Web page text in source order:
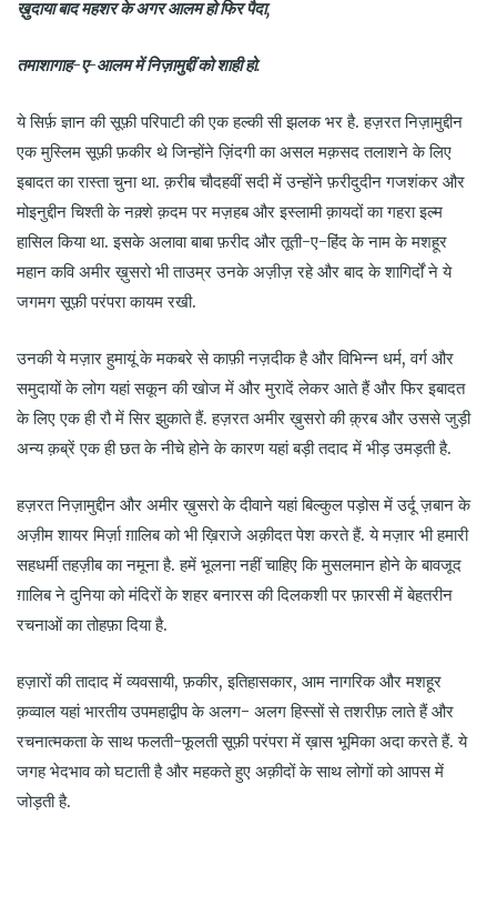
ख़ुदाया बाद महशर के अगर आलम हो फिर पैदा,
तमाशागाह-ए-आलम में निज़ामुद्दीं को शाही हो.
ये सिर्फ़ ज्ञान की सूफ़ी परिपाटी की एक हल्की सी झलक भर है. हज़रत निज़ामुद्दीन
एक मुस्लिम सूफ़ी फ़कीर थे जिन्होंने ज़िंदगी का असल मक़सद तलाशने के लिए
इबादत का रास्ता चुना था. क़रीब चौदहवीं सदी में उन्होंने फ़रीदुदीन गजशंकर और
मोइनुद्दीन चिश्ती के नक़्शे क़दम पर मज़हब और इस्लामी क़ायदों का गहरा इल्म
हासिल किया था. इसके अलावा बाबा फ़रीद और तूती-ए-हिंद के नाम के मशहूर
महान कवि अमीर ख़ुसरो भी ताउम्र उनके अज़ीज़ रहे और बाद के शागिर्दों ने ये
जगमग सूफ़ी परंपरा कायम रखी.
उनकी ये मज़ार हुमायूं के मकबरे से काफ़ी नज़दीक है और विभिन्न धर्म, वर्ग और
समुदायों के लोग यहां सकून की खोज में और मुरादें लेकर आते हैं और फिर इबादत
के लिए एक ही रौ में सिर झुकाते हैं. हज़रत अमीर ख़ुसरो की क़्रब और उससे जुड़ी
अन्य क़ब्रें एक ही छत के नीचे होने के कारण यहां बड़ी तदाद में भीड़ उमड़ती है.
हज़रत निज़ामुद्दीन और अमीर ख़ुसरो के दीवाने यहां बिल्कुल पड़ोस में उर्दू ज़बान के
अज़ीम शायर मिर्ज़ा ग़ालिब को भी ख़िराजे अक़ीदत पेश करते हैं. ये मज़ार भी हमारी
सहधर्मी तहज़ीब का नमूना है. हमें भूलना नहीं चाहिए कि मुसलमान होने के बावजूद
ग़ालिब ने दुनिया को मंदिरों के शहर बनारस की दिलकशी पर फ़ारसी में बेहतरीन
रचनाओं का तोहफ़ा दिया है.
हज़ारों की तादाद में व्यवसायी, फ़कीर, इतिहासकार, आम नागरिक और मशहूर
क़व्वाल यहां भारतीय उपमहाद्वीप के अलग- अलग हिस्सों से तशरीफ़ लाते हैं और
रचनात्मकता के साथ फलती-फूलती सूफ़ी परंपरा में ख़ास भूमिका अदा करते हैं. ये
जगह भेदभाव को घटाती है और महकते हुए अक़ीदों के साथ लोगों को आपस में
जोड़ती है.